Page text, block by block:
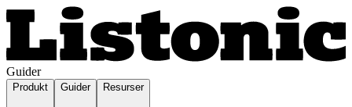
Guider
Produkt Guider Resurser